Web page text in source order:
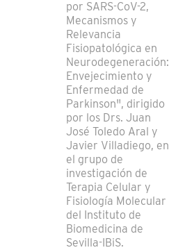
por SARS-CoV-2,
Mecanismos y
Relevancia
Fisiopatológica en
Neurodegeneración:
Envejecimiento y
Enfermedad de
Parkinson", dirigido
por los Drs. Juan
José Toledo Aral y
Javier Villadiego, en
el grupo de
investigación de
Terapia Celular y
Fisiología Molecular
del Instituto de
Biomedicina de
Sevilla-IBiS.